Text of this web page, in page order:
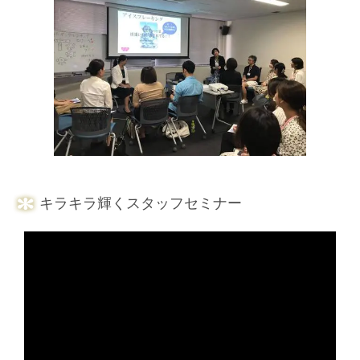
キラキラ輝くスタッフセミナー